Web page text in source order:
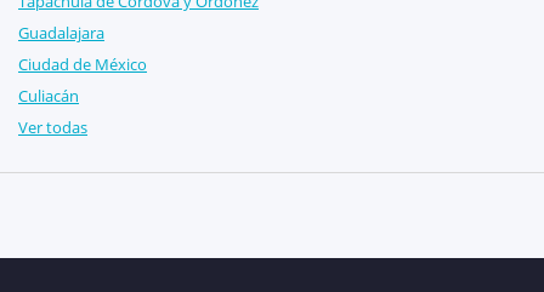
Guadalajara
Ciudad de México
Culiacán
Ver todas